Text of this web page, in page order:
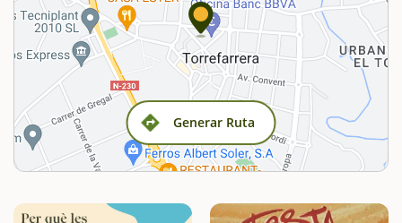
Generar Ruta